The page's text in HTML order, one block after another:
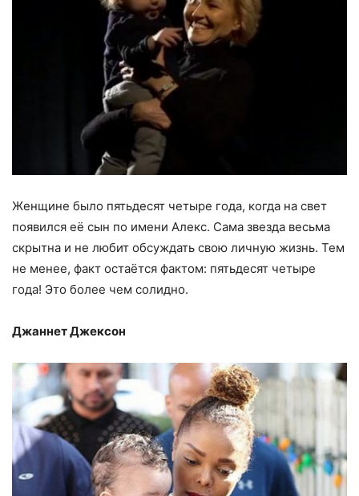
Женщине было пятьдесят четыре года, когда на свет
появился её сын по имени Алекс. Сама звезда весьма
скрытна и не любит обсуждать свою личную жизнь. Тем
не менее, факт остаётся фактом: пятьдесят четыре
года! Это более чем солидно.
Джаннет Джексон